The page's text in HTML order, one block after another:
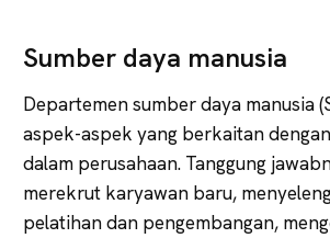
Sumber daya manusia
Departemen sumber daya manusia
aspek-aspek yang berkaitan
dalam perusahaan. Tanggung
merekrut karyawan baru,
pelatihan dan pengembangan,